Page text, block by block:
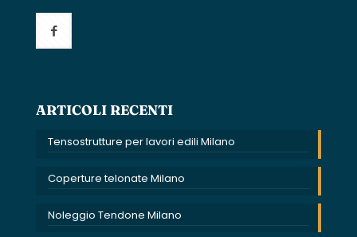
ARTICOLI RECENTI
Tensostrutture per lavori edili Milano
Coperture telonate Milano
Noleggio Tendone Milano